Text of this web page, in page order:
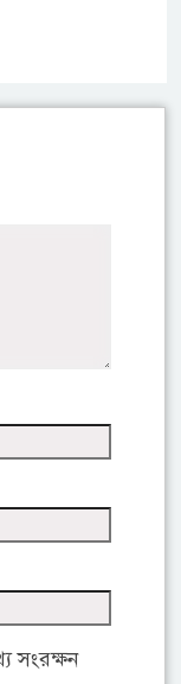
সংরক্ষন